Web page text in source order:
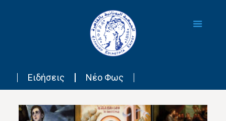
Ειδήσεις Νέο Φως